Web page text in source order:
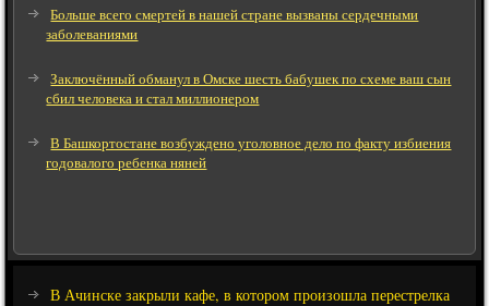
Больше всего смертей в нашей стране вызваны сердечными
заболеваниями
Заключённый обманул в Омске шесть бабушек по схеме ваш сын
сбил человека и стал миллионером
В Башкортостане возбуждено уголовное дело по факту избиения
годовалого ребенка няней
В Ачинске закрыли кафе, в котором произошла перестрелка